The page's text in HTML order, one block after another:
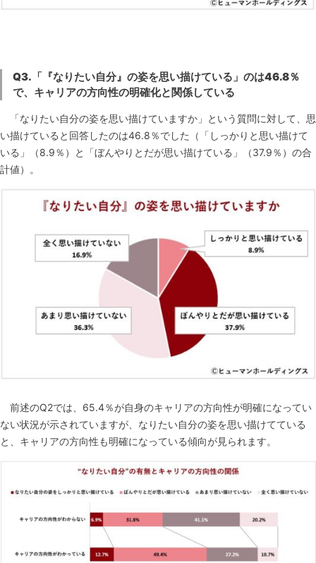
Q3. 「『なりたい自分』の姿を思い描けている」のは46.8％
で、キャリアの方向性の明確化と関係している
「なりたい自分の姿を思い描けていますか」という質問に対して、思
い描けていると回答したのは46.8％でした（「しっかりと思い描けて
いる」（8.9％）と「ぼんやりとだが思い描けている」（37.9％）の合
計値）。
前述のQ2では、65.4％が自身のキャリアの方向性が明確になってい
ない状況が示されていますが、なりたい自分の姿を思い描けてている
と、キャリアの方向性も明確になっている傾向が見られます。